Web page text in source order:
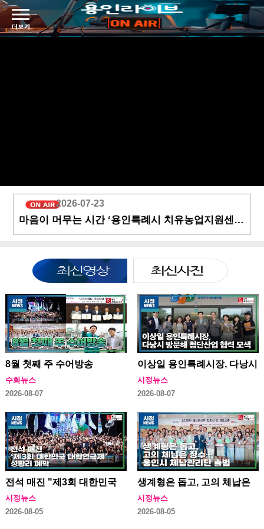
2026-07-23
마음이 머무는 시간 ‘용인특례시 치유농업지원센터’
8월 첫째 주 수어방송
수화뉴스
2026-08-07
이상일 용인특례시장, 다낭시
방문해 첨단산업 협력 모색
시정뉴스
2026-08-07
전석 매진 "제3회 대한민국
대학연극제" 성황리 폐막
시정뉴스
2026-08-05
생계형은 돕고, 고의 체납은
징수…용인특례시 체납관리
단 출범
시정뉴스
2026-08-05